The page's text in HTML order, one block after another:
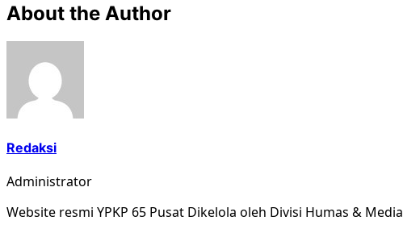
About the Author
Redaksi
Administrator
Website resmi YPKP 65 Pusat Dikelola oleh Divisi Humas & Media